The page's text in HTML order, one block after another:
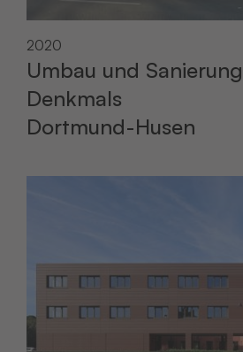
2020
Umbau und
Denkmals
Dortmund-Husen